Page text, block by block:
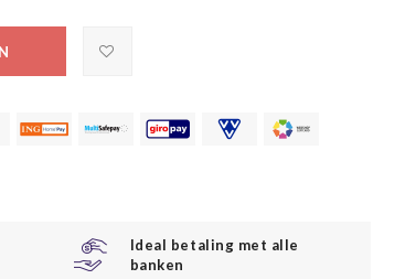
Ideal betaling met alle
banken